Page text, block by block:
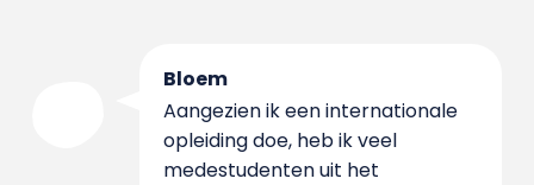
Bloem
Aangezien ik een internationale
opleiding doe, heb ik veel
medestudenten uit het